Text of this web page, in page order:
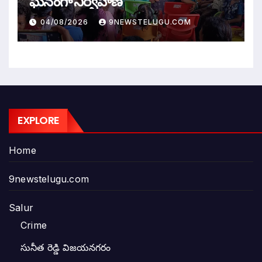
04/08/2026 9NEWSTELUGU.COM
EXPLORE
Home
9newstelugu.com
Salur
Crime
సునీత రెడ్డి విజయనగరం